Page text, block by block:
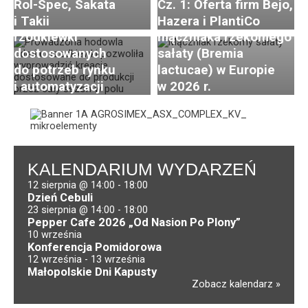
Rol-Spec, Sakata
i Takii
Cz. 1: Oferta firm Bejo,
Hazera i PlantiCo
Innowacje w zakresie
hodowli odmian
rzodkiewki
dostosowanych
do potrzeb rynku
i automatyzacji
Brak nowych ras
mączniaka rzekomego
sałaty (Bremia
lactucae) w Europie
w 2026 r.
KALENDARIUM WYDARZEŃ
12 sierpnia @ 14:00 - 18:00
Dzień Cebuli
23 sierpnia @ 14:00 - 18:00
Pepper Cafe 2026 „Od Nasion Po Plony”
10 września
Konferencja Pomidorowa
12 września - 13 września
Małopolskie Dni Kapusty
Zobacz kalendarz
Brak nowych ras